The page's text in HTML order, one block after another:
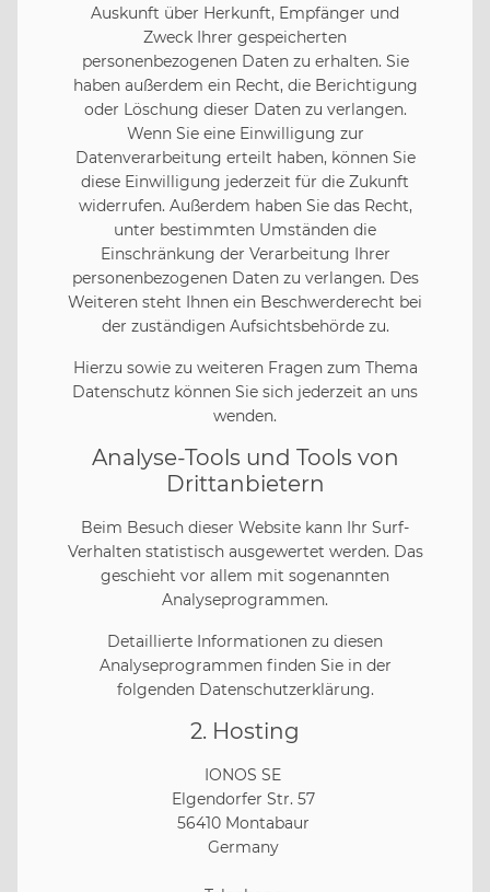
Auskunft über Herkunft, Empfänger und
Zweck Ihrer gespeicherten
personenbezogenen Daten zu erhalten. Sie
haben außerdem ein Recht, die Berichtigung
oder Löschung dieser Daten zu verlangen.
Wenn Sie eine Einwilligung zur
Datenverarbeitung erteilt haben, können Sie
diese Einwilligung jederzeit für die Zukunft
widerrufen. Außerdem haben Sie das Recht,
unter bestimmten Umständen die
Einschränkung der Verarbeitung Ihrer
personenbezogenen Daten zu verlangen. Des
Weiteren steht Ihnen ein Beschwerderecht bei
der zuständigen Aufsichtsbehörde zu.
Hierzu sowie zu weiteren Fragen zum Thema
Datenschutz können Sie sich jederzeit an uns
wenden.
Analyse-Tools und Tools von
Dritt­anbietern
Beim Besuch dieser Website kann Ihr Surf-
Verhalten statistisch ausgewertet werden. Das
geschieht vor allem mit sogenannten
Analyseprogrammen.
Detaillierte Informationen zu diesen
Analyseprogrammen finden Sie in der
folgenden Datenschutzerklärung.
2. Hosting
IONOS SE
Elgendorfer Str. 57
56410 Montabaur
Germany